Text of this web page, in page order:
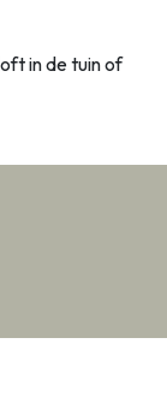
in de tuin of